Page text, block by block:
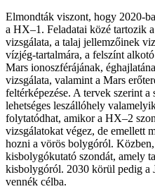
Elmondták viszont, hogy 2020-
a HX–1. Feladatai közé tartozik
vizsgálata, a talaj jellemzőinek
vízjég-tartalmára, a felszínt
Mars ionoszférájának,
vizsgálata, valamint a Mars
feltérképezése. A tervek szerint a
lehetséges leszállóhely
folytatódhat, amikor a HX–2
vizsgálatokat végez, de emellett
hozni a vörös bolygóról.
kisbolygókutató szondát, amely
kisbolygóról. 2030 körül pedig a
vennék célba.